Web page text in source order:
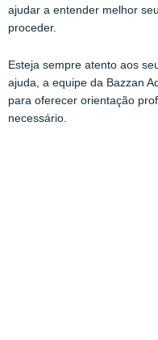
ajudar a entender melhor
proceder.
Esteja sempre atento aos
ajuda, a equipe da Bazzan
para oferecer orientação
necessário.